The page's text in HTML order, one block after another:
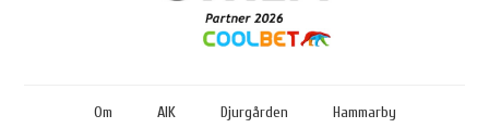
Om AIK Djurgården Hammarby